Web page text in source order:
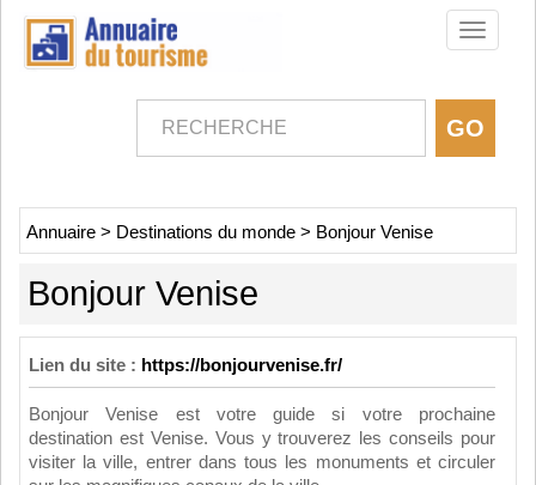
Toggle
Annuaire > Destinations du monde > Bonjour Venise
Bonjour Venise
Lien du site : https://bonjourvenise.fr/
Bonjour Venise est votre guide si votre prochaine
destination est Venise. Vous y trouverez les conseils pour
visiter la ville, entrer dans tous les monuments et circuler